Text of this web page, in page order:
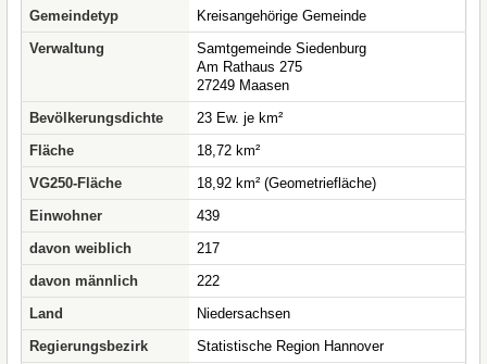
Gemeindetyp
Kreisangehörige Gemeinde
Verwaltung
Samtgemeinde Siedenburg
Am Rathaus 275
27249 Maasen
Bevölkerungsdichte
23 Ew. je km²
Fläche
18,72 km²
VG250-Fläche
18,92 km² (Geometriefläche)
Einwohner
439
davon weiblich
217
davon männlich
222
Land
Niedersachsen
Regierungsbezirk
Statistische Region Hannover